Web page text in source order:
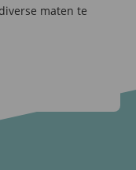
maten te